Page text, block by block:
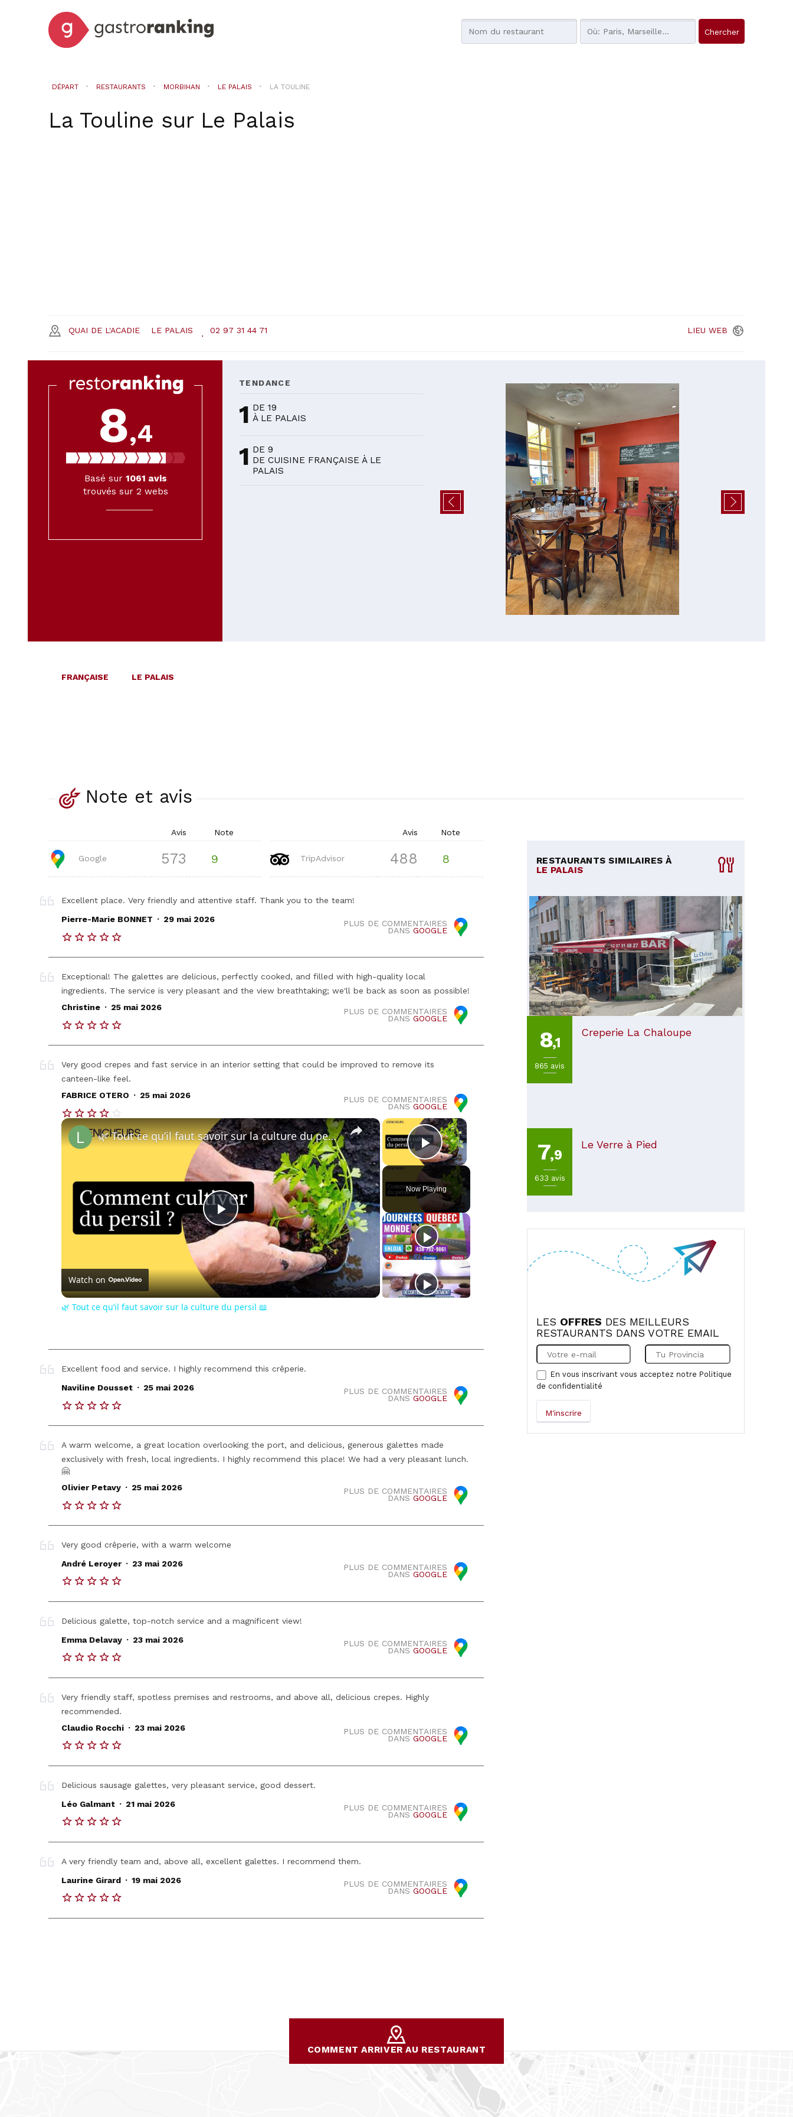
DÉPART RESTAURANTS MORBIHAN LE PALAIS LA TOULINE
La Touline sur Le Palais
QUAI DE L'ACADIE LE PALAIS 02 97 31 44 71 LIEU WEB
8,4
Basé sur 1061 avis
trouvés sur 2 webs
TENDANCE
1 DE 19
À LE PALAIS
1 DE 9
DE CUISINE FRANÇAISE À LE
PALAIS
FRANÇAISE LE PALAIS
Note et avis
Avis Note
Google 573 9
Avis Note
TripAdvisor 488 8
Excellent place. Very friendly and attentive staff. Thank you to the team!
PLUS DE COMMENTAIRES
DANSGOOGLE
Pierre-Marie BONNET . 29 mai 2026
Exceptional! The galettes are delicious, perfectly cooked, and filled with high-quality local
ingredients. The service is very pleasant and the view breathtaking; we'll be back as soon as possible!
PLUS DE COMMENTAIRES
DANSGOOGLE
Christine . 25 mai 2026
Very good crepes and fast service in an interior setting that could be improved to remove its
canteen-like feel.
PLUS DE COMMENTAIRES
DANSGOOGLE
FABRICE OTERO . 25 mai 2026
×
Play Video
Now Playing
×
Play
Video
🌿 Tout ce qu’il faut savoir sur la culture du persil 📖
Watch on
🌿 Tout ce qu’il faut savoir sur la culture du persil 📖
Excellent food and service. I highly recommend this crêperie.
PLUS DE COMMENTAIRES
DANSGOOGLE
Naviline Dousset . 25 mai 2026
A warm welcome, a great location overlooking the port, and delicious, generous galettes made
exclusively with fresh, local ingredients. I highly recommend this place! We had a very pleasant lunch.
🤗
PLUS DE COMMENTAIRES
DANSGOOGLE
Olivier Petavy . 25 mai 2026
Very good crêperie, with a warm welcome
PLUS DE COMMENTAIRES
DANSGOOGLE
André Leroyer . 23 mai 2026
Delicious galette, top-notch service and a magnificent view!
PLUS DE COMMENTAIRES
DANSGOOGLE
Emma Delavay . 23 mai 2026
Very friendly staff, spotless premises and restrooms, and above all, delicious crepes. Highly
recommended.
PLUS DE COMMENTAIRES
DANSGOOGLE
Claudio Rocchi . 23 mai 2026
Delicious sausage galettes, very pleasant service, good dessert.
PLUS DE COMMENTAIRES
DANSGOOGLE
Léo Galmant . 21 mai 2026
A very friendly team and, above all, excellent galettes. I recommend them.
PLUS DE COMMENTAIRES
DANSGOOGLE
Laurine Girard . 19 mai 2026
RESTAURANTS SIMILAIRES À
LE PALAIS
8,1
865 avis
Creperie La Chaloupe
7,9
633 avis
Le Verre à Pied
LES OFFRES DES MEILLEURS
RESTAURANTS DANS VOTRE EMAIL
En vous inscrivant vous acceptez notre Politique
de confidentialité
COMMENT ARRIVER AU RESTAURANT